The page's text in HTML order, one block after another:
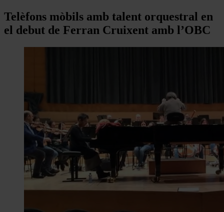
Telèfons mòbils amb talent orquestral en
el debut de Ferran Cruixent amb l’OBC